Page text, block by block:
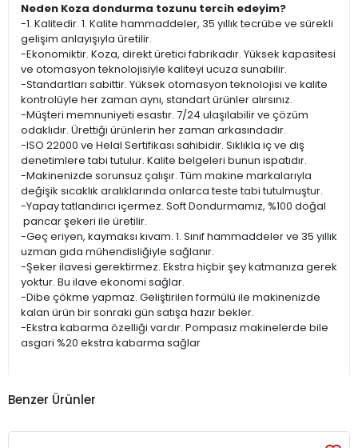
Neden Koza dondurma tozunu tercih edeyim?
-1. Kalitedir. 1. Kalite hammaddeler, 35 yıllık tecrübe ve sürekli
gelişim anlayışıyla üretilir.
-Ekonomiktir. Koza, direkt üretici fabrikadır. Yüksek kapasitesi
ve otomasyon teknolojisiyle kaliteyi ucuza sunabilir.
-Standartları sabittir. Yüksek otomasyon teknolojisi ve kalite
kontrolüyle her zaman aynı, standart ürünler alırsınız.
-Müşteri memnuniyeti esastır. 7/24 ulaşılabilir ve çözüm
odaklıdır. Ürettiği ürünlerin her zaman arkasındadır.
-ISO 22000 ve Helal Sertifikası sahibidir. Sıklıkla iç ve dış
denetimlere tabi tutulur. Kalite belgeleri bunun ispatıdır.
-Makinenizde sorunsuz çalışır. Tüm makine markalarıyla
değişik sıcaklık aralıklarında onlarca teste tabi tutulmuştur.
-Yapay tatlandırıcı içermez. Soft Dondurmamız, %100 doğal
pancar şekeri ile üretilir.
-Geç eriyen, kaymaksı kıvam. 1. Sınıf hammaddeler ve 35 yıllık
uzman gıda mühendisliğiyle sağlanır.
-Şeker ilavesi gerektirmez. Ekstra hiçbir şey katmanıza gerek
yoktur. Bu ilave ekonomi sağlar.
-Dibe çökme yapmaz. Geliştirilen formülü ile makinenizde
kalan ürün bir sonraki gün satışa hazır bekler.
-Ekstra kabarma özelliği vardır. Pompasız makinelerde bile
asgari %20 ekstra kabarma sağlar
Benzer Ürünler